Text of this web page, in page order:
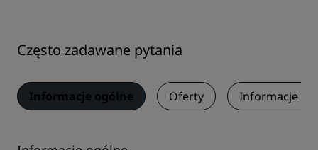
Często zadawane pytania
Informacje ogólne Oferty Informacje o